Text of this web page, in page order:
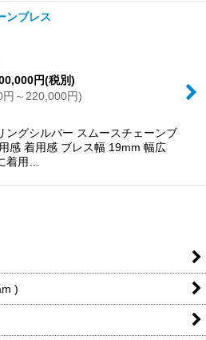
ンブレス
円(税別)
円 ～220,000円)
ングシルバー スムースチェーンブ
感 着用感 ブレス幅 19mm 幅広
着用…
)